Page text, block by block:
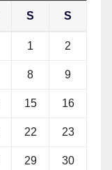
S S
1 2
8 9
15 16
22 23
29 30